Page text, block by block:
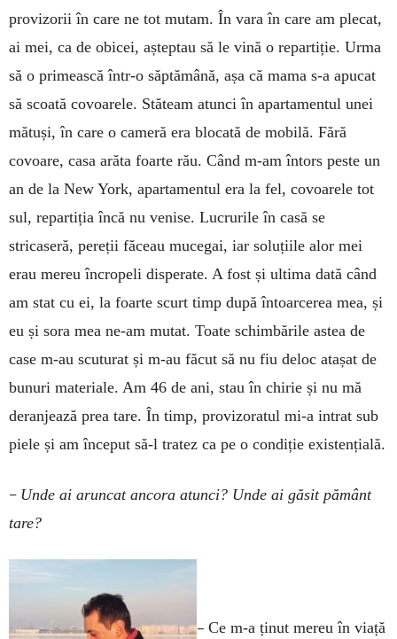
provizorii în care ne tot mutam. În vara în care am plecat,
ai mei, ca de obicei, așteptau să le vină o repartiție. Urma
să o primească într-o săptămână, așa că mama s-a apucat
să scoată covoarele. Stăteam atunci în apartamentul unei
mătuși, în care o cameră era blocată de mobilă. Fără
covoare, casa arăta foarte rău. Când m-am întors peste un
an de la New York, apartamentul era la fel, covoarele tot
sul, repartiția încă nu venise. Lucrurile în casă se
stricaseră, pereții făceau mucegai, iar soluțiile alor mei
erau mereu încropeli disperate. A fost și ultima dată când
am stat cu ei, la foarte scurt timp după întoarcerea mea, și
eu și sora mea ne-am mutat. Toate schimbările astea de
case m-au scuturat și m-au făcut să nu fiu deloc atașat de
bunuri materiale. Am 46 de ani, stau în chirie și nu mă
deranjează prea tare. În timp, provizoratul mi-a intrat sub
piele și am început să-l tratez ca pe o condiție existențială.
– Unde ai aruncat ancora atunci? Unde ai găsit pământ
tare?
– Ce m-a ținut mereu în viață